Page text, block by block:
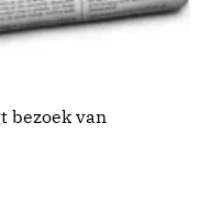
bezoek van